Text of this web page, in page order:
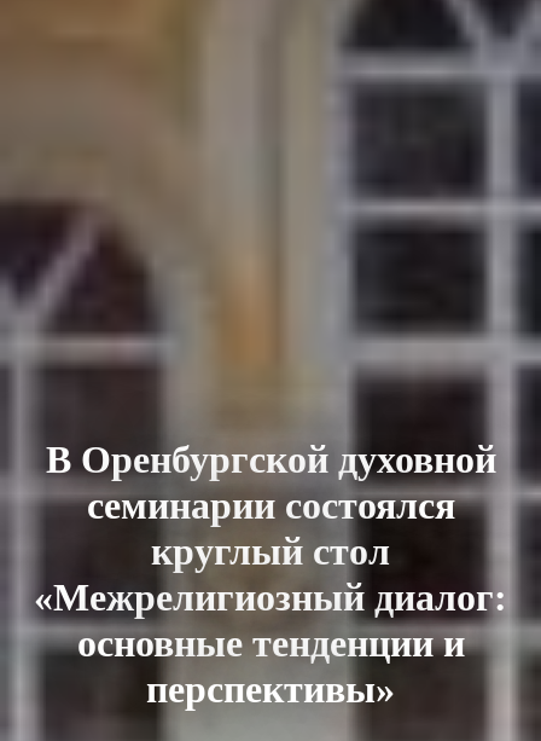
В Оренбургской духовной
семинарии состоялся
круглый стол
«Межрелигиозный диалог:
основные тенденции и
перспективы»